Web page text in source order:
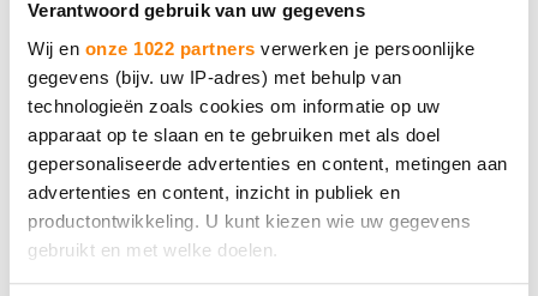
Verantwoord gebruik van uw gegevens
Wij en onze 1022 partners verwerken je persoonlijke
gegevens (bijv. uw IP-adres) met behulp van
technologieën zoals cookies om informatie op uw
apparaat op te slaan en te gebruiken met als doel
gepersonaliseerde advertenties en content, metingen aan
advertenties en content, inzicht in publiek en
productontwikkeling. U kunt kiezen wie uw gegevens
gebruikt en met welke doelen.
MEE Samen
Neem contact met ons op.